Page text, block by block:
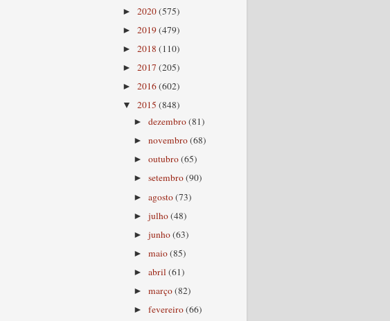
► 2020(575)
► 2019(479)
► 2018 (110)
► 2017 (205)
► 2016(602)
▼ 2015 (848)
►dezembro(81)
►novembro(68)
►outubro(65)
►setembro(90)
►agosto(73)
►julho(48)
►junho(63)
►maio(85)
►abril(61)
►março(82)
►fevereiro(66)